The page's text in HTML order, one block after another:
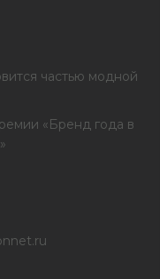
частью модной
«Бренд года в